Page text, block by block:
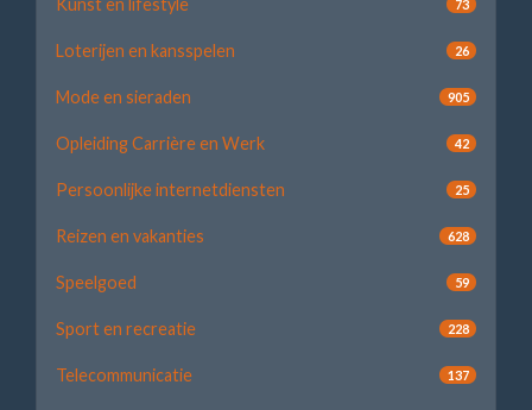
Kunst en lifestyle 73
Loterijen en kansspelen 26
Mode en sieraden 905
Opleiding Carrière en Werk 42
Persoonlijke internetdiensten 25
Reizen en vakanties 628
Speelgoed 59
Sport en recreatie 228
Telecommunicatie 137